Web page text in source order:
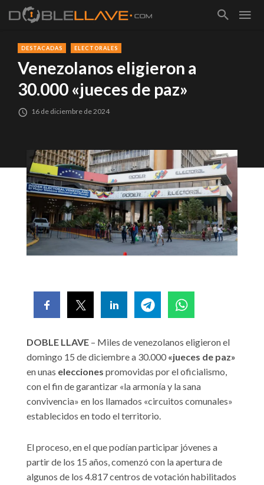
DESTACADAS ELECTORALES
Venezolanos eligieron a
30.000 «jueces de paz»
16 de diciembre de 2024
DOBLE LLAVE – Miles de venezolanos eligieron el
domingo 15 de diciembre a 30.000 «jueces de paz»
en unas elecciones promovidas por el oficialismo,
con el fin de garantizar «la armonía y la sana
convivencia» en los llamados «circuitos comunales»
establecidos en todo el territorio.
El proceso, en el que podían participar jóvenes a
partir de los 15 años, comenzó con la apertura de
algunos de los 4.817 centros de votación habilitados